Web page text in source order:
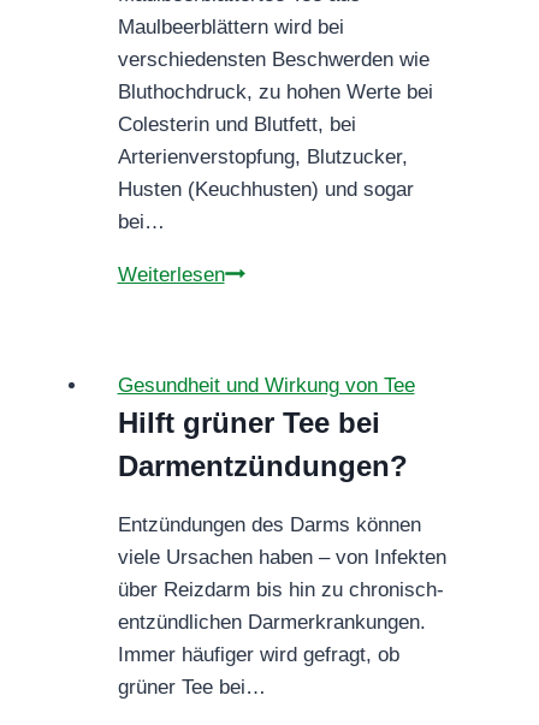
die
Forschung?
Maulbeerblättern wird bei
verschiedensten Beschwerden wie
Bluthochdruck, zu hohen Werte bei
Colesterin und Blutfett, bei
Arterienverstopfung, Blutzucker,
Husten (Keuchhusten) und sogar
bei…
WeiterlesenMaulbeerblättertee
Gesundheit und Wirkung von Tee
Hilft grüner Tee bei
Darmentzündungen?
Entzündungen des Darms können
viele Ursachen haben – von Infekten
über Reizdarm bis hin zu chronisch-
entzündlichen Darmerkrankungen.
Immer häufiger wird gefragt, ob
grüner Tee bei…